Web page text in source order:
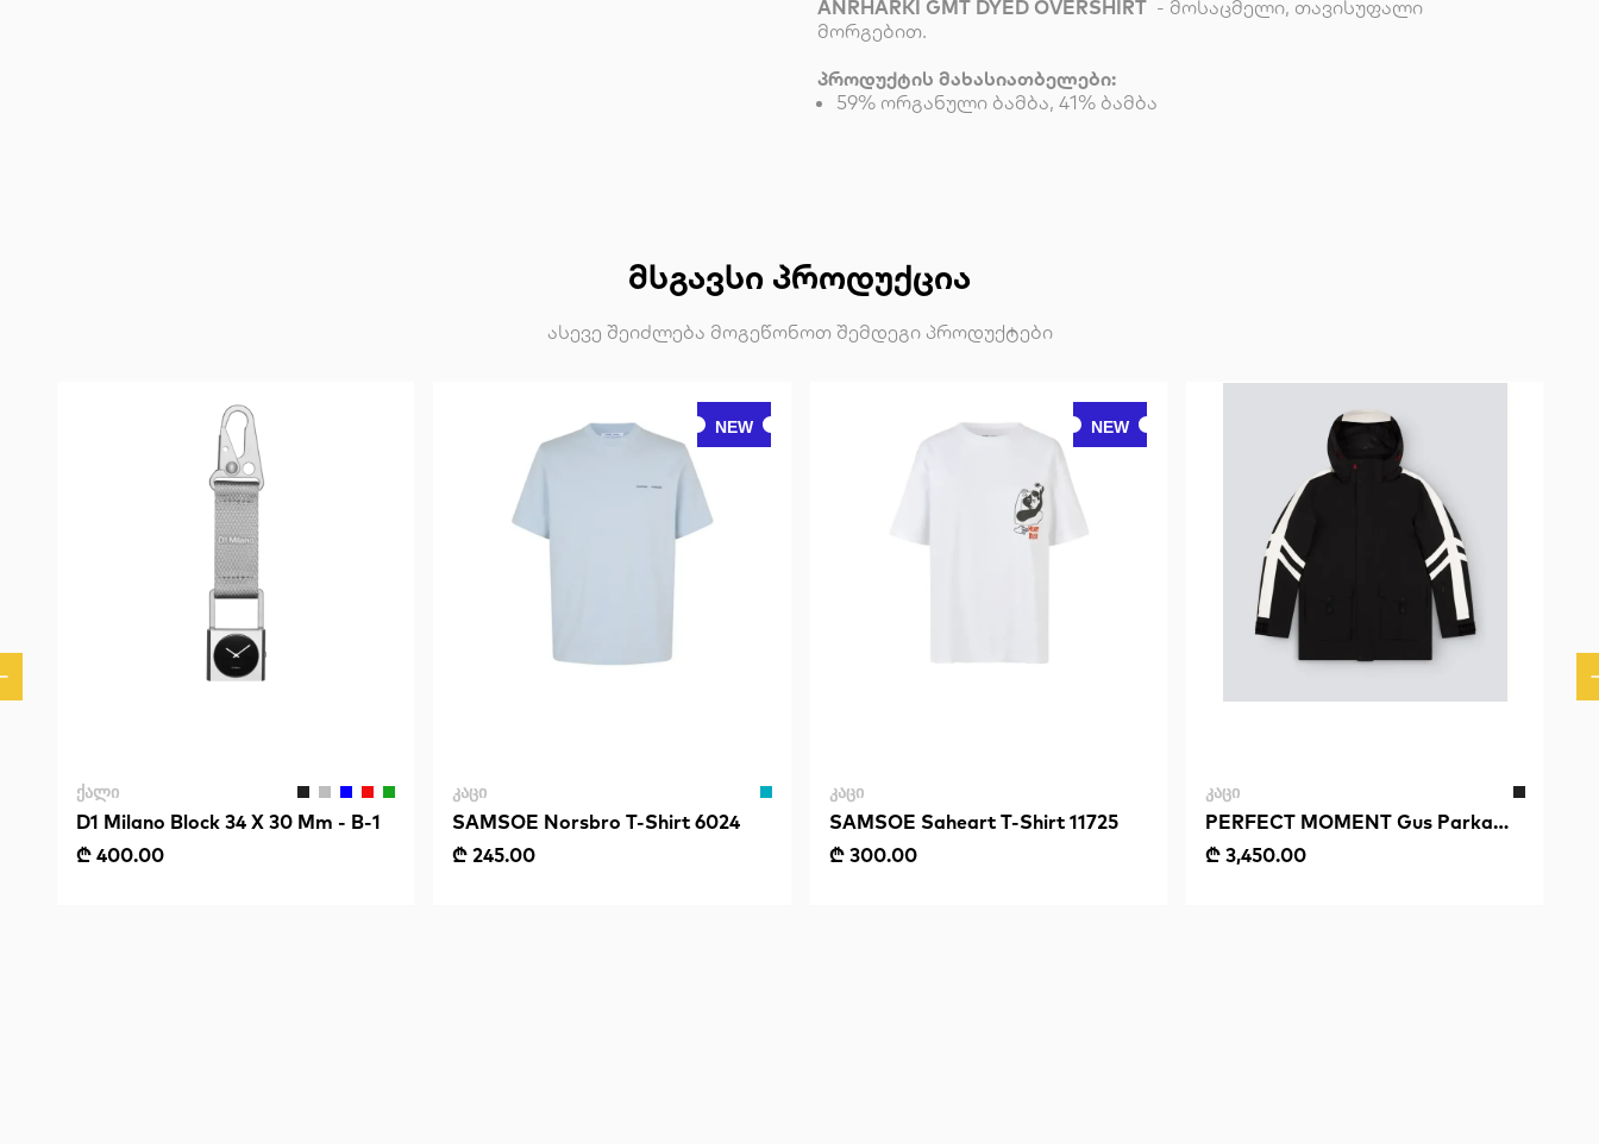
ANRHARKI GMT DYED OVERSHIRT - მოსაცმელი, თავისუფალი
მორგებით.
პროდუქტის მახასიათბელები:
59% ორგანული ბამბა, 41% ბამბა
ᲛᲡᲒᲐᲕᲡᲘ ᲞᲠᲝᲓᲣᲥᲪᲘᲐ
ასევე შეიძლება მოგეწონოთ შემდეგი პროდუქტები
ᲥᲐᲚᲘ
D1 Milano Block 34 X 30 Mm - B-1
₾ 400.00
NEW
ᲙᲐᲪᲘ
SAMSOE Norsbro T-Shirt 6024
₾ 245.00
NEW
ᲙᲐᲪᲘ
SAMSOE Saheart T-Shirt 11725
₾ 300.00
ᲙᲐᲪᲘ
PERFECT MOMENT Gus Parka
Jacket
₾ 3,450.00